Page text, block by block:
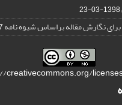
1398-03-23
نگارش مقاله براساس شیوه نامه
creativecommons.org/